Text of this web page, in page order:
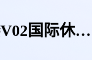
国际休息